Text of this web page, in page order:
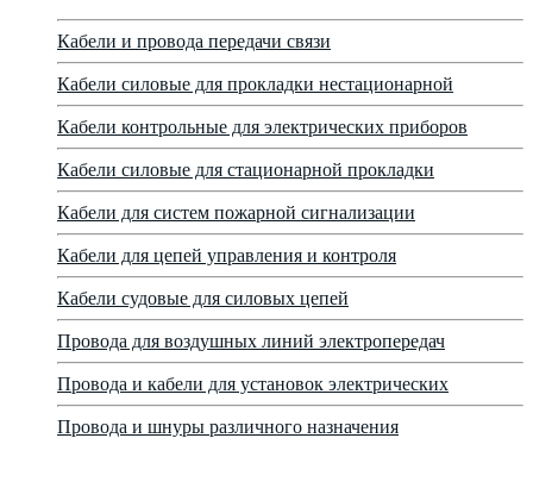
Кабели и провода передачи связи
Кабели силовые для прокладки нестационарной
Кабели контрольные для электрических приборов
Кабели силовые для стационарной прокладки
Кабели для систем пожарной сигнализации
Кабели для цепей управления и контроля
Кабели судовые для силовых цепей
Провода для воздушных линий электропередач
Провода и кабели для установок электрических
Провода и шнуры различного назначения